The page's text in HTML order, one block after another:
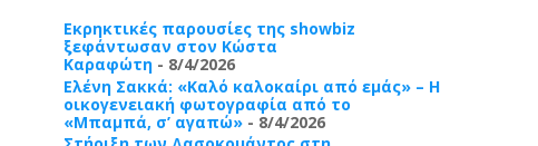
Εκρηκτικές παρουσίες της showbiz
ξεφάντωσαν στον Κώστα
Καραφώτη- 8/4/2026
Ελένη Σακκά: «Καλό καλοκαίρι από εμάς» – Η
οικογενειακή φωτογραφία από το
«Μπαμπά, σ’ αγαπώ»- 8/4/2026